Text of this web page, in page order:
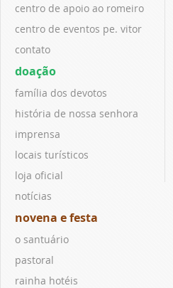
centro de apoio ao romeiro
centro de eventos pe. vitor
contato
doação
família dos devotos
história de nossa senhora
imprensa
locais turísticos
loja oficial
notícias
novena e festa
o santuário
pastoral
rainha hotéis